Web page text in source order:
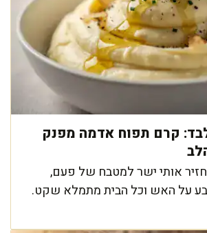
קרם תפוח אדמה מפנק
אותי ישר למטבח של פעם,
על האש וכל הבית מתמלא שקט.